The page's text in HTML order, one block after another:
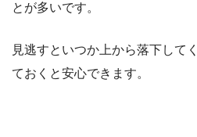
とが多いです。
見逃すといつか上から落下して
ておくと安心できます。